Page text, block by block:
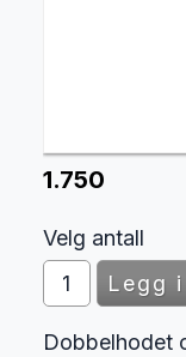
1.750
Velg antall
Dobbelhodet